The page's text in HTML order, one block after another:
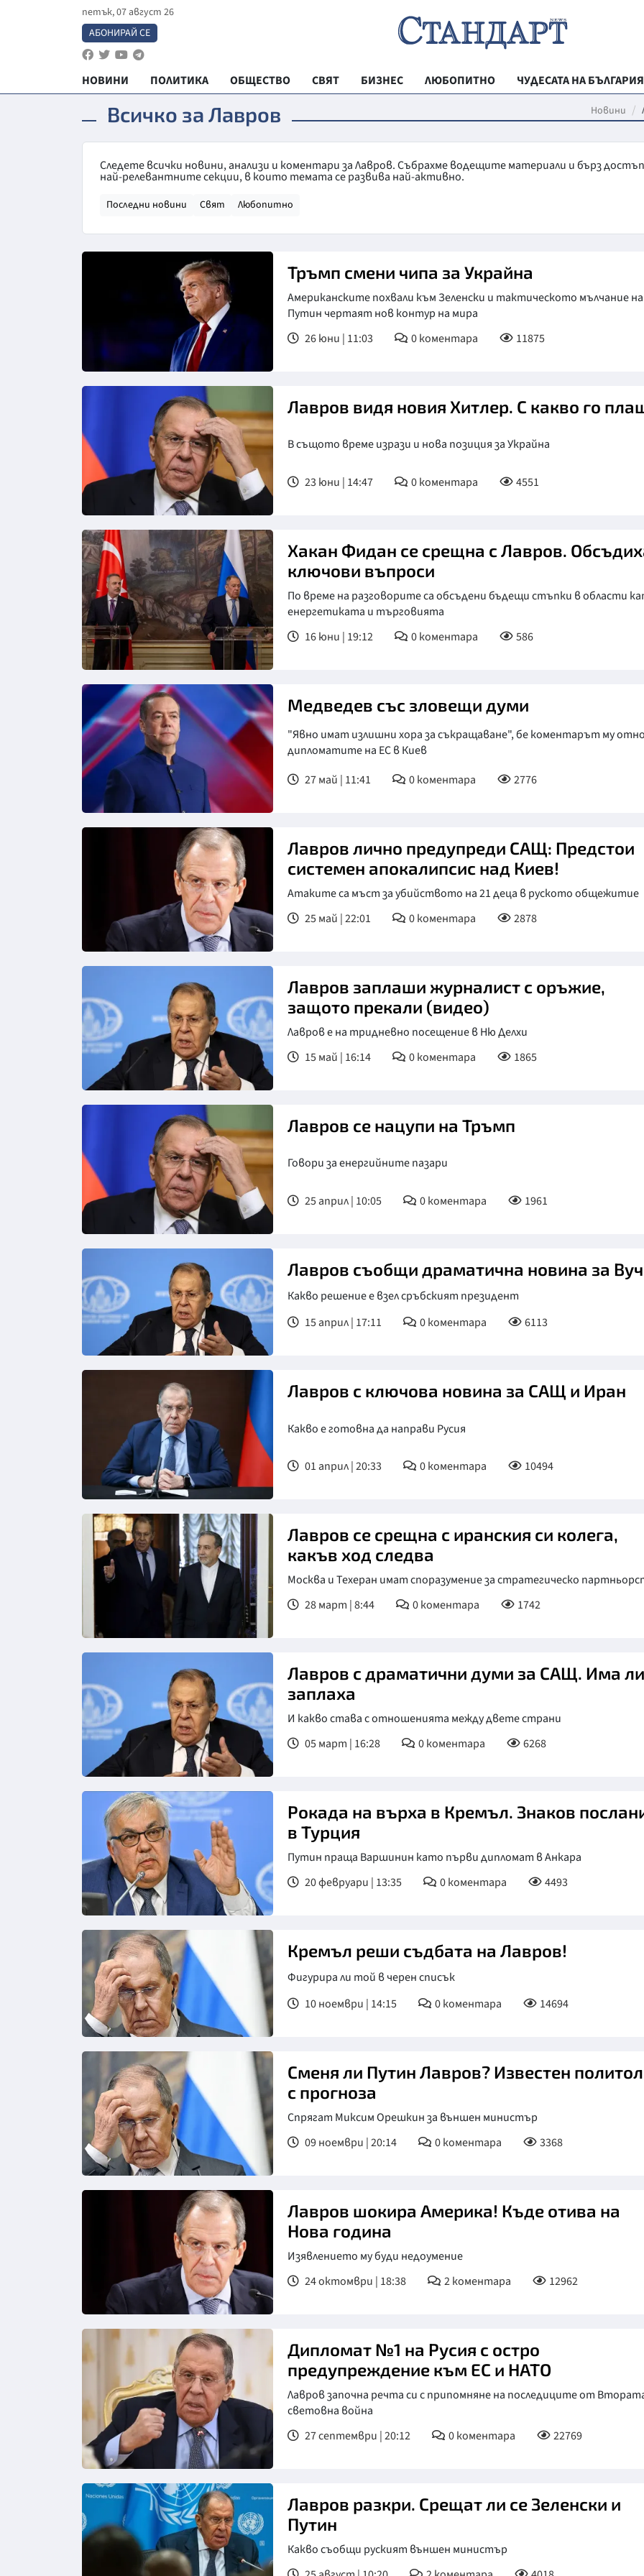
петък, 07 август 26
АБОНИРАЙ СЕ
НОВИНИ ПОЛИТИКА ОБЩЕСТВО СВЯТ БИЗНЕС ЛЮБОПИТНО
ЧУДЕСАТА НА БЪЛГАРИЯ
РЕГИОНАЛНИ
МЛАДЕЖКА
ДА!НА
Всичко за Лавров Новини
Следете всички новини, анализи и коментари за Лавров. Събрахме водещите материали и бърз
най-релевантните секции, в които темата се развива най-активно.
Последни новини Свят Любопитно
Тръмп смени чипа за Украйна
Американските похвали към Зеленски и тактическото мълчание на
Путин чертаят нов контур на мира
26 юни | 11:03
0коментара 11875
Снимка: БТА
Лавров видя новия Хитлер. С какво го
В същото време изрази и нова позиция за Украйна
23 юни | 14:47 0коментара 4551
Хакан Фидан се срещна с Лавров.
ключови въпроси
По време на разговорите са обсъдени бъдещи стъпки в области
енергетиката и търговията
16 юни | 19:12
0коментара 586
Снимка: Интернет
Медведев със зловещи думи
"Явно имат излишни хора за съкращаване", бе коментарът му
дипломатите на ЕС в Киев
27 май | 11:41
0коментара 2776
Лавров лично предупреди САЩ: Предстои
системен апокалипсис над Киев!
Атаките са мъст за убийството на 21 деца в руското общежитие
25 май | 22:01
0коментара 2878
Лавров заплаши журналист с оръжие,
защото прекали (видео)
Лавров е на тридневно посещение в Ню Делхи
15 май | 16:14
0коментара 1865
Снимка: БТА
Лавров се нацупи на Тръмп
Говори за енергийните пазари
25 април | 10:05 0коментара 1961
Лавров съобщи драматична новина за
Какво решение е взел сръбският президент
15 април | 17:11
0коментара 6113
Снимка: ТАСС
Лавров с ключова новина за САЩ и Иран
Какво е готовна да направи Русия
01 април | 20:33 0коментара 10494
Лавров се срещна с иранския си колега,
какъв ход следва
Москва и Техеран имат споразумение за стратегическо
28 март | 8:44
0коментара 1742
Лавров с драматични думи за САЩ. Има ли
заплаха
И какво става с отношенията между двете страни
05 март | 16:28
0коментара 6268
Рокада на върха в Кремъл. Знаков
в Турция
Путин праща Варшинин като първи дипломат в Анкара
20 февруари | 13:35
0коментара 4493
Кремъл реши съдбата на Лавров!
Фигурира ли той в черен списък
10 ноември | 14:15
0коментара 14694
Сменя ли Путин Лавров? Известен
с прогноза
Спрягат Миксим Орешкин за външен министър
09 ноември | 20:14
0коментара 3368
Лавров шокира Америка! Къде отива на
Нова година
Изявлението му буди недоумение
24 октомври | 18:38
2коментара 12962
Дипломат №1 на Русия с остро
предупреждение към ЕС и НАТО
Лавров започна речта си с припомняне на последиците от
световна война
27 септември | 20:12
0коментара 22769
Лавров разкри. Срещат ли се Зеленски и
Путин
Какво съобщи руският външен министър